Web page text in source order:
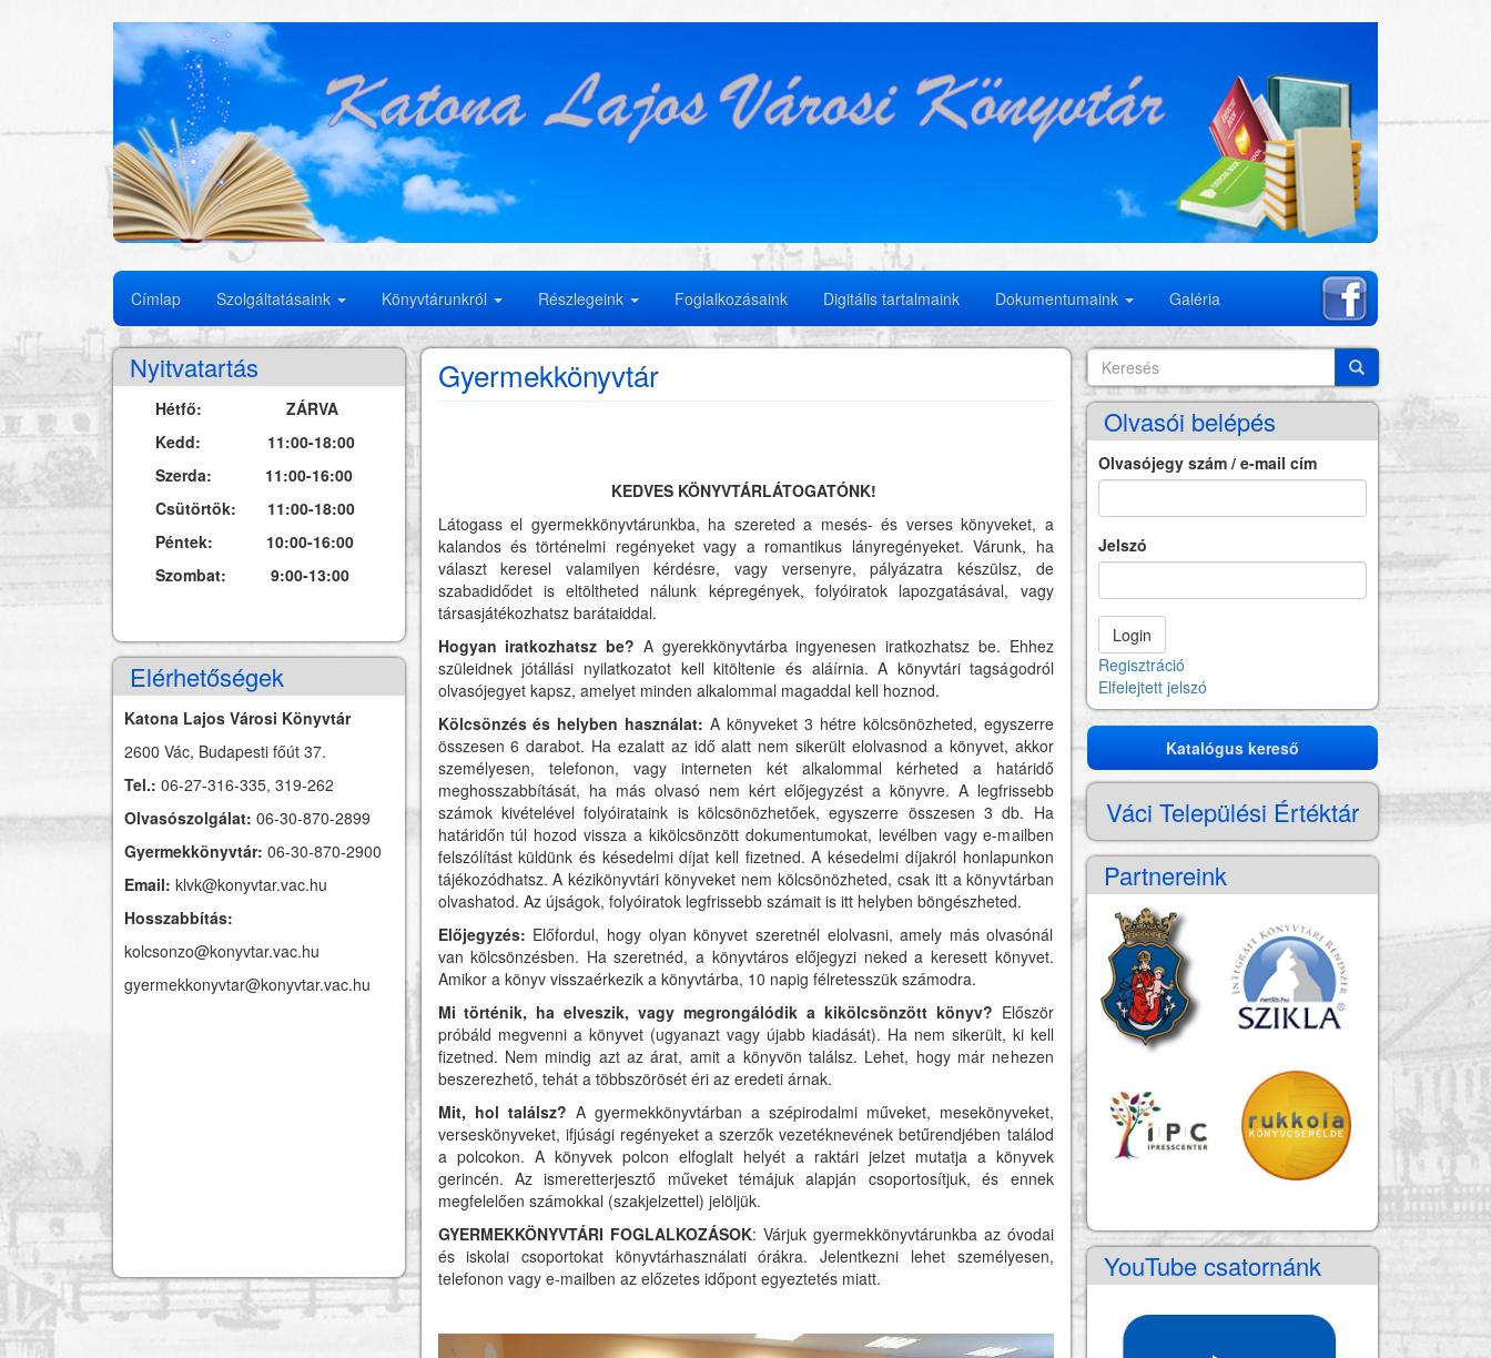
Fő
navigáció
Címlap Szolgáltatásaink Könyvtárunkról Részlegeink Foglalkozásaink Digitális tartalmaink Dokumentumaink Galéria
Nyitvatartás
Hétfő: ZÁRVA
Kedd: 11:00-18:00
Szerda: 11:00-16:00
Csütörtök: 11:00-18:00
Péntek: 10:00-16:00
Szombat: 9:00-13:00
Elérhetőségek
Katona Lajos Városi Könyvtár
2600 Vác, Budapesti főút 37.
Tel.: 06-27-316-335, 319-262
Olvasószolgálat: 06-30-870-2899
Gyermekkönyvtár: 06-30-870-2900
Email: klvk@konyvtar.vac.hu
Hosszabbítás:
kolcsonzo@konyvtar.vac.hu
gyermekkonyvtar@konyvtar.vac.hu
Gyermekkönyvtár
KEDVES KÖNYVTÁRLÁTOGATÓNK!
Látogass el gyermekkönyvtárunkba, ha szereted a mesés- és verses könyveket, a
kalandos és történelmi regényeket vagy a romantikus lányregényeket. Várunk, ha
választ keresel valamilyen kérdésre, vagy versenyre, pályázatra készülsz, de
szabadidődet is eltöltheted nálunk képregények, folyóiratok lapozgatásával, vagy
társasjátékozhatsz barátaiddal.
Hogyan iratkozhatsz be? A gyerekkönyvtárba ingyenesen iratkozhatsz be. Ehhez
szüleidnek jótállási nyilatkozatot kell kitöltenie és aláírnia. A könyvtári tagságodról
olvasójegyet kapsz, amelyet minden alkalommal magaddal kell hoznod.
Kölcsönzés és helyben használat: A könyveket 3 hétre kölcsönözheted, egyszerre
összesen 6 darabot. Ha ezalatt az idő alatt nem sikerült elolvasnod a könyvet, akkor
személyesen, telefonon, vagy interneten két alkalommal kérheted a határidő
meghosszabbítását, ha más olvasó nem kért előjegyzést a könyvre. A legfrissebb
számok kivételével folyóirataink is kölcsönözhetőek, egyszerre összesen 3 db. Ha
határidőn túl hozod vissza a kikölcsönzött dokumentumokat, levélben vagy e-mailben
felszólítást küldünk és késedelmi díjat kell fizetned. A késedelmi díjakról honlapunkon
tájékozódhatsz. A kézikönyvtári könyveket nem kölcsönözheted, csak itt a könyvtárban
olvashatod. Az újságok, folyóiratok legfrissebb számait is itt helyben böngészheted.
Előjegyzés: Előfordul, hogy olyan könyvet szeretnél elolvasni, amely más olvasónál
van kölcsönzésben. Ha szeretnéd, a könyvtáros előjegyzi neked a keresett könyvet.
Amikor a könyv visszaérkezik a könyvtárba, 10 napig félretesszük számodra.
Mi történik, ha elveszik, vagy megrongálódik a kikölcsönzött könyv? Először
próbáld megvenni a könyvet (ugyanazt vagy újabb kiadását). Ha nem sikerült, ki kell
fizetned. Nem mindig azt az árat, amit a könyvön találsz. Lehet, hogy már nehezen
beszerezhető, tehát a többszörösét éri az eredeti árnak.
Mit, hol találsz? A gyermekkönyvtárban a szépirodalmi műveket, mesekönyveket,
verseskönyveket, ifjúsági regényeket a szerzők vezetéknevének betűrendjében találod
a polcokon. A könyvek polcon elfoglalt helyét a raktári jelzet mutatja a könyvek
gerincén. Az ismeretterjesztő műveket témájuk alapján csoportosítjuk, és ennek
megfelelően számokkal (szakjelzettel) jelöljük.
GYERMEKKÖNYVTÁRI FOGLALKOZÁSOK: Várjuk gyermekkönyvtárunkba az óvodai
és iskolai csoportokat könyvtárhasználati órákra. Jelentkezni lehet személyesen,
telefonon vagy e-mailben az előzetes időpont egyeztetés miatt.
Search
Keresés Keresés
Olvasói belépés
Olvasójegy szám / e-mail cím
Jelszó
Regisztráció
Elfelejtett jelszó
Katalógus
kereső
Katalógus kereső
Váci Települési Értéktár
Partnereink
YouTube csatornánk